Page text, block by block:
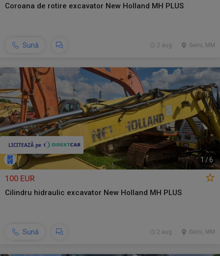
Coroana de rotire excavator New Holland MH PLUS
Sună Seini, MM
2 aug.
1 /6
100 EUR
Cilindru hidraulic excavator New Holland MH PLUS
Sună Seini, MM
2 aug.